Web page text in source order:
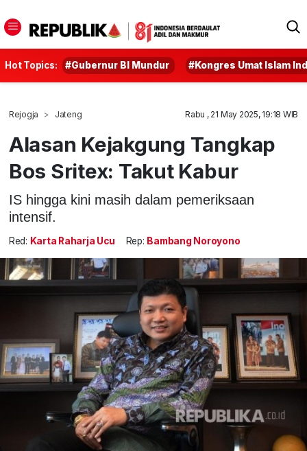
Hot Topics: #Gubernur BI Mundur #Kongres Umat Islam
Rejogja Jateng Rabu , 21 May 2025, 19:18 WIB
Alasan Kejakgung Tangkap
Bos Sritex: Takut Kabur
IS hingga kini masih dalam pemeriksaan
intensif.
Red: Karta Raharja Ucu Rep: Bambang Noroyono